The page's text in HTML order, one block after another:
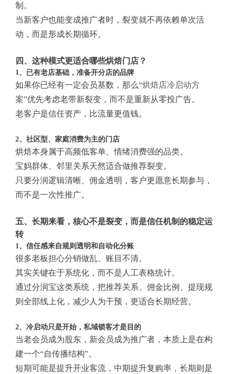
制。
当新客户也能变成推广者时，裂变就不再依赖单次活
动，而是形成长期循环。
四、这种模式更适合哪些烘焙门店？
1、已有老店基础，准备开分店的品牌
如果你已经有一定会员基数，那么“烘焙店冷启动方
案”优先考虑老带新裂变，而不是重新从零投广告。
老客户是信任资产，比流量更值钱。
2、社区型、家庭消费为主的门店
烘焙本身属于高频低客单、情绪消费强的品类。
宝妈群体、邻里关系天然适合做推荐裂变。
只要分润逻辑清晰、佣金透明，客户更愿意长期参与，
而不是一次性推广。
五、长期来看，核心不是裂变，而是信任机制的稳定运
转
1、信任感来自规则透明和自动化分账
很多老板担心分销做乱、账目不清。
其实关键在于系统化，而不是人工表格统计。
通过分润宝这类系统，把推荐关系、佣金比例、提现规
则全部线上化，减少人为干预，更适合长期经营。
2、冷启动只是开始，私域锁客才是目的
当老会员成为股东，新会员成为推广者，本质上是在构
建一个“自传播结构”。
短期可能是提升开业客流，中期提升复购率，长期则是